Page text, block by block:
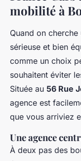
mobilité à
Quand on
sérieuse et bien
comme un choix
souhaitent éviter
Située au 56 Rue
agence est
que vous arriviez
Une agence
À deux pas des